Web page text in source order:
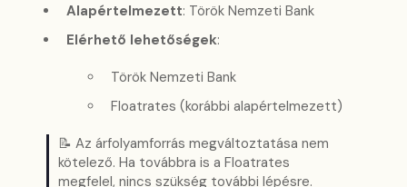
Alapértelmezett: Török Nemzeti Bank
Elérhető lehetőségek:
Török Nemzeti Bank
Floatrates (korábbi alapértelmezett)
📝 Az árfolyamforrás megváltoztatása nem
kötelező. Ha továbbra is a Floatrates
megfelel, nincs szükség további lépésre.